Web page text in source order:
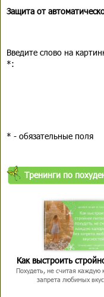
Защита от
Введите слово на
*:
* - обязательные поля
Тренинги по
Как выстроить
Похудеть, не считая каждую
запрета любимых